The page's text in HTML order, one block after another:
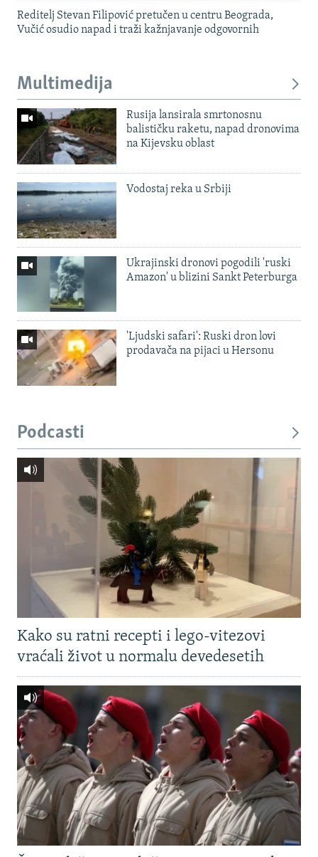
Reditelj Stevan Filipović pretučen u centru Beograda,
Vučić osudio napad i traži kažnjavanje odgovornih
Multimedija
Rusija lansirala smrtonosnu
balističku raketu, napad dronovima
na Kijevsku oblast
Vodostaj reka u Srbiji
Ukrajinski dronovi pogodili 'ruski
Amazon' u blizini Sankt Peterburga
'Ljudski safari': Ruski dron lovi
prodavača na pijaci u Hersonu
Podcasti
Kako su ratni recepti i lego-vitezovi
vraćali život u normalu devedesetih